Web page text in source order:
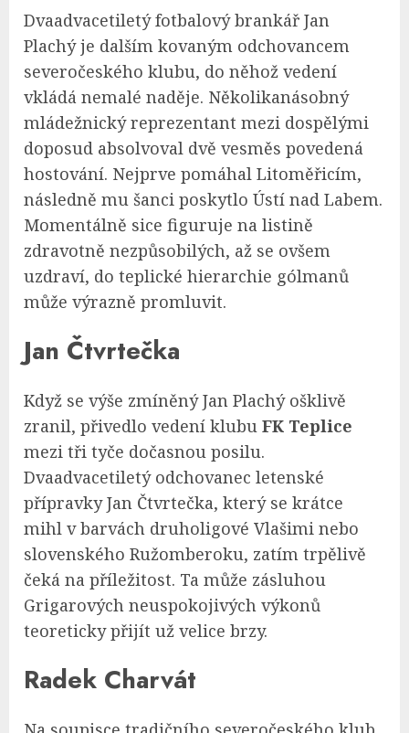
Dvaadvacetiletý fotbalový brankář Jan
Plachý je dalším kovaným odchovancem
severočeského klubu, do něhož vedení
vkládá nemalé naděje. Několikanásobný
mládežnický reprezentant mezi dospělými
doposud absolvoval dvě vesměs povedená
hostování. Nejprve pomáhal Litoměřicím,
následně mu šanci poskytlo Ústí nad Labem.
Momentálně sice figuruje na listině
zdravotně nezpůsobilých, až se ovšem
uzdraví, do teplické hierarchie gólmanů
může výrazně promluvit.
Jan Čtvrtečka
Když se výše zmíněný Jan Plachý ošklivě
zranil, přivedlo vedení klubu FK Teplice
mezi tři tyče dočasnou posilu.
Dvaadvacetiletý odchovanec letenské
přípravky Jan Čtvrtečka, který se krátce
mihl v barvách druholigové Vlašimi nebo
slovenského Ružomberoku, zatím trpělivě
čeká na příležitost. Ta může zásluhou
Grigarových neuspokojivých výkonů
teoreticky přijít už velice brzy.
Radek Charvát